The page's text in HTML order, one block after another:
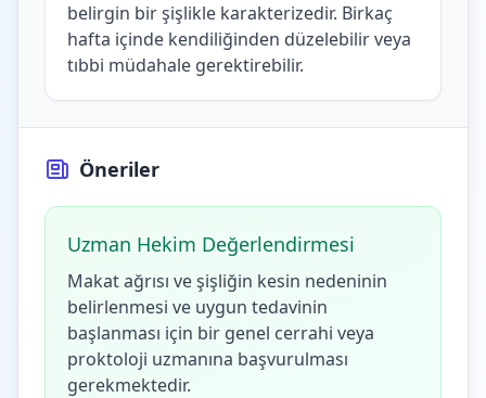
belirgin bir şişlikle karakterizedir. Birkaç
hafta içinde kendiliğinden düzelebilir veya
tıbbi müdahale gerektirebilir.
Öneriler
Uzman Hekim Değerlendirmesi
Makat ağrısı ve şişliğin kesin nedeninin
belirlenmesi ve uygun tedavinin
başlanması için bir genel cerrahi veya
proktoloji uzmanına başvurulması
gerekmektedir.